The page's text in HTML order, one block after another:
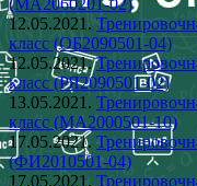
(МА2060201-02)
12.05.2021.
класс (ОБ2090501-04)
12.05.2021.
класс (РЯ2090501-02)
13.05.2021.
класс (МА2000501-10)
17.05.2021.
(ФИ2010501-04)
17.05.2021.